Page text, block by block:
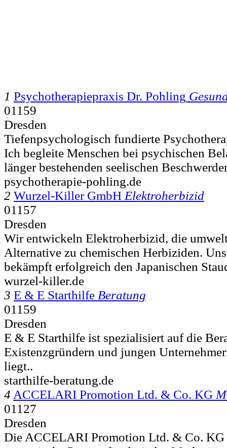
1 Psychotherapiepraxis Dr. Pohling
01159
Dresden
Tiefenpsychologisch fundierte
Ich begleite Menschen bei psychischen
länger bestehenden seelischen
psychotherapie-pohling.de
2 Wurzel-Killer GmbH Elektroherbizid
01157
Dresden
Wir entwickeln Elektroherbizid, die
Alternative zu chemischen Herbiziden.
bekämpft erfolgreich den Japanischen
wurzel-killer.de
3 E & E Starthilfe Beratung
01159
Dresden
E & E Starthilfe ist spezialisiert auf die
Existenzgründern und jungen
liegt..
starthilfe-beratung.de
4 ACCELARI Promotion Ltd. & Co. KG
01127
Dresden
Die ACCELARI Promotion Ltd. & Co. KG